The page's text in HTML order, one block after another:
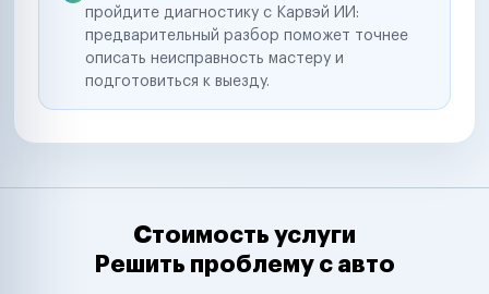
пройдите диагностику с Карвэй ИИ:
предварительный разбор поможет точнее
описать неисправность мастеру и
подготовиться к выезду.
Стоимость услуги
Решить проблему с авто